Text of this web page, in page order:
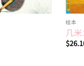
绘本
几
$